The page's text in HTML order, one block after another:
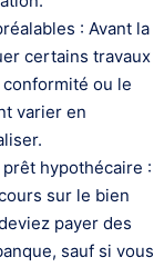
: Avant la
certains travaux
ou le
varier en
hypothécaire :
sur le bien
payer des
sauf si vous